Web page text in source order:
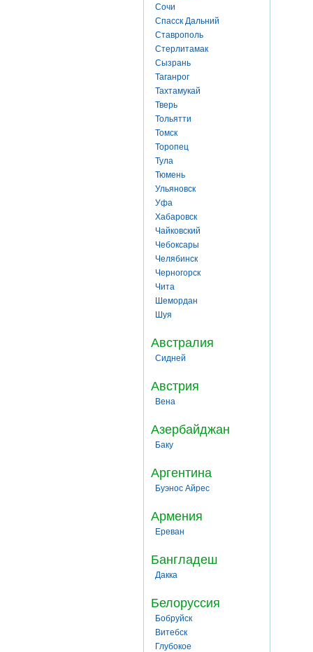
Сочи
Спасск Дальний
Ставрополь
Стерлитамак
Сызрань
Таганрог
Тахтамукай
Тверь
Тольятти
Томск
Торопец
Тула
Тюмень
Ульяновск
Уфа
Хабаровск
Чайковский
Чебоксары
Челябинск
Черногорск
Чита
Шемордан
Шуя
Австралия
Сидней
Австрия
Вена
Азербайджан
Баку
Аргентина
Буэнос Айрес
Армения
Ереван
Бангладеш
Дакка
Белоруссия
Бобруйск
Витебск
Глубокое